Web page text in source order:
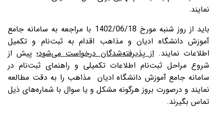
نمایند.
باید از روز شنبه مورخ 1402/06/18 با مراجعه به سامانه جامع
آموزش دانشگاه ادیان و مذاهب اقدام به ثبت‌نام و تکمیل
اطلاعات نمایند.از پذیرفته‌شدگان درخواست می‌شود؛پیش از
شروع مراحل ثبت‌نام اطلاعات تکمیلی و راهنمای ثبت‌نام در
سامانه جامع آموزش دانشگاه ادیان مذاهب را به دقت مطالعه
نمایند و درصورت بروز هرگونه مشکل و یا سوال با شماره‌های ذیل
تماس بگیرند.